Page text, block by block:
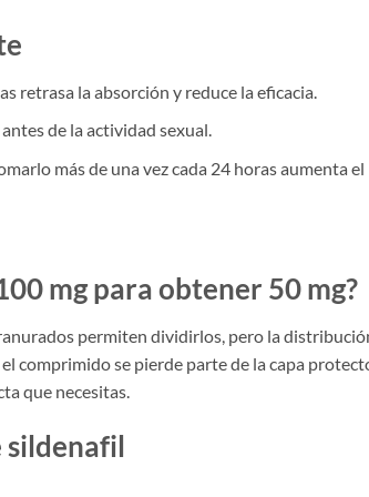
retrasa la absorción y reduce la eficacia.
de la actividad sexual.
más de una vez cada 24 horas aumenta el
mg para obtener 50 mg?
permiten dividirlos, pero la
comprimido se pierde parte de la capa
que necesitas.
sildenafil